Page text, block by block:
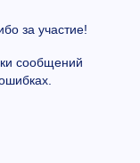
за участие!
сообщений